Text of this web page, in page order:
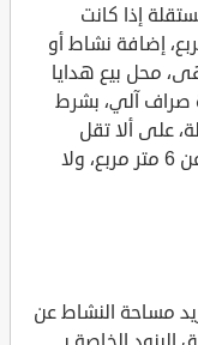
إذا كانت
لا تقل عن 450 متر مربع، إضافة نشاط أو
محل بيع هدايا
صراف آلي، بشرط
على ألا تقل
مساحة أي نشاط من الأنشطة السابقة عن 6 متر مربع، ولا
مساحة النشاط عن